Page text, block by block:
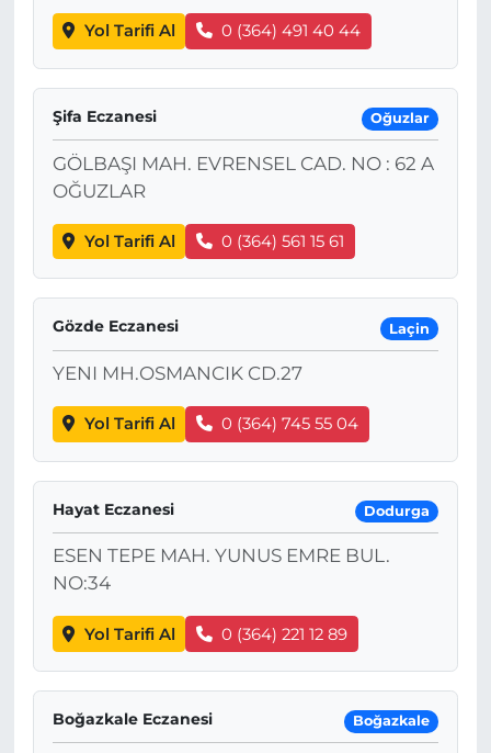
Yol Tarifi Al 0 (364) 491 40 44
Şifa Eczanesi Oğuzlar
GÖLBAŞI MAH. EVRENSEL CAD. NO : 62 A
OĞUZLAR
Yol Tarifi Al 0 (364) 561 15 61
Gözde Eczanesi Laçin
YENI MH.OSMANCIK CD.27
Yol Tarifi Al 0 (364) 745 55 04
Hayat Eczanesi Dodurga
ESEN TEPE MAH. YUNUS EMRE BUL.
NO:34
Yol Tarifi Al 0 (364) 221 12 89
Boğazkale Eczanesi Boğazkale